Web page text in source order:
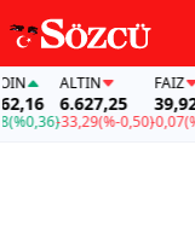
ALTIN
6.627,25
-33,29(%-0,50)
FAİZ
39,92
-0,07(%-